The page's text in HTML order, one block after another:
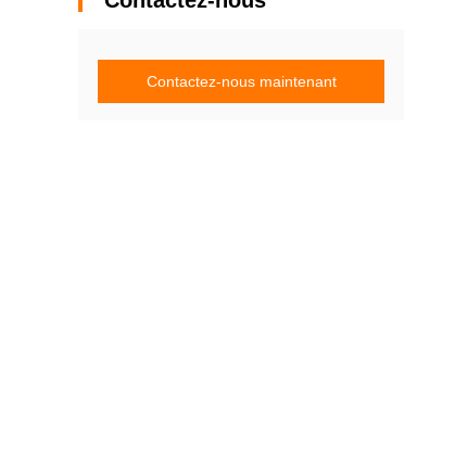
Contactez-nous maintenant